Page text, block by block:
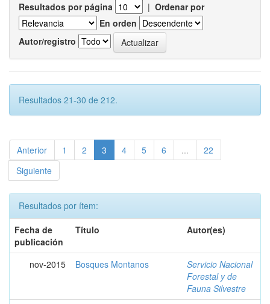
Resultados por página | Ordenar por
En orden
Autor/registro
Resultados 21-30 de 212.
Anterior 1 2 3 4 5 6 ...
22
Siguiente
Resultados por ítem:
Fecha de
publicación
Título Autor(es)
nov-2015 Bosques Montanos
Servicio Nacional
Forestal y de
Fauna Silvestre